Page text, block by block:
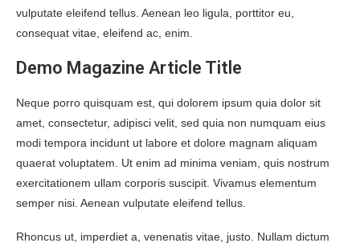
vulputate eleifend tellus. Aenean leo ligula, porttitor eu,
consequat vitae, eleifend ac, enim.
Demo Magazine Article Title
Neque porro quisquam est, qui dolorem ipsum quia dolor sit
amet, consectetur, adipisci velit, sed quia non numquam eius
modi tempora incidunt ut labore et dolore magnam aliquam
quaerat voluptatem. Ut enim ad minima veniam, quis nostrum
exercitationem ullam corporis suscipit. Vivamus elementum
semper nisi. Aenean vulputate eleifend tellus.
Rhoncus ut, imperdiet a, venenatis vitae, justo. Nullam dictum